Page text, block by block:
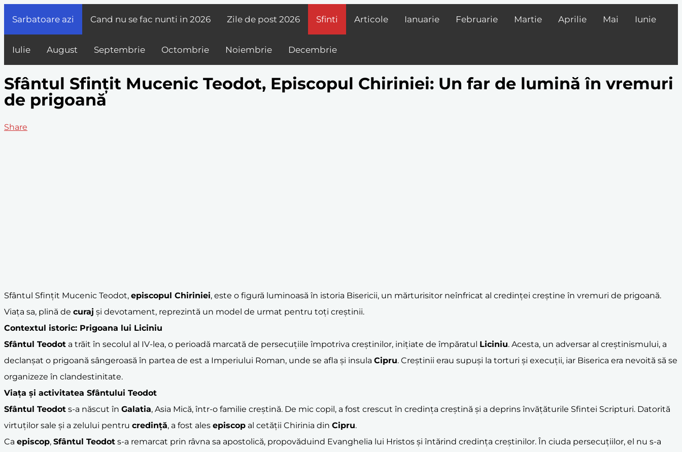
Sarbatoare azi Cand nu se fac nunti in 2026 Zile de post 2026 Sfinti Articole Ianuarie Februarie Martie Aprilie Mai Iunie
Iulie August Septembrie Octombrie Noiembrie Decembrie
Sfântul Sfințit Mucenic Teodot, Episcopul Chiriniei: Un far de lumină în vremuri
de prigoană
Share
Sfântul Sfințit Mucenic Teodot, episcopul Chiriniei, este o figură luminoasă în istoria Bisericii, un mărturisitor neînfricat al credinței creștine în vremuri de prigoană.
Viața sa, plină de curaj și devotament, reprezintă un model de urmat pentru toți creștinii.
Contextul istoric: Prigoana lui Liciniu
Sfântul Teodot a trăit în secolul al IV-lea, o perioadă marcată de persecuțiile împotriva creștinilor, inițiate de împăratul Liciniu. Acesta, un adversar al creștinismului, a
declanșat o prigoană sângeroasă în partea de est a Imperiului Roman, unde se afla și insula Cipru. Creștinii erau supuși la torturi și execuții, iar Biserica era nevoită să se
organizeze în clandestinitate.
Viața și activitatea Sfântului Teodot
Sfântul Teodot s-a născut în Galatia, Asia Mică, într-o familie creștină. De mic copil, a fost crescut în credința creștină și a deprins învățăturile Sfintei Scripturi. Datorită
virtuților sale și a zelului pentru credință, a fost ales episcop al cetății Chirinia din Cipru.
Ca episcop, Sfântul Teodot s-a remarcat prin râvna sa apostolică, propovăduind Evanghelia lui Hristos și întărind credința creștinilor. În ciuda persecuțiilor, el nu s-a